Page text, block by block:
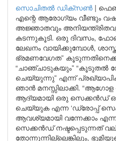
സൊചിതൽ ഡിക്‌സൺ |
എന്റെ ആരോഗ്യം വീണ്ടും
അജ്ഞാതവും
കടന്നുകൂടി. ഒരു ദിവസം,
ലേഖനം വായിക്കുമ്പോൾ,
ഭ്രമണവേഗത”
“ചാഞ്ചാടുകയും” “കൂടുതൽ
ചെയ്യുന്നു” എന്ന്
ഞാൻ മനസ്സിലാക്കി.
ആദ്യമായി ഒരു സെക്കൻഡ്
ചെയ്യുക എന്ന ‘ഡ്രോപ്പ്
ആവശ്യമായി വന്നേക്കാം
സെക്കൻഡ് നഷ്ടപ്പെടുന്നത്
തോന്നുന്നില്ലെങ്കിലും,